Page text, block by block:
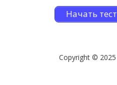
Начать тест
Copyright © 2025